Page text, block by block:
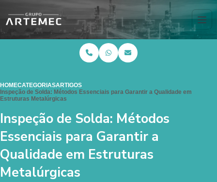
HOMECATEGORIASARTIGOS
Inspeção de Solda: Métodos Essenciais para Garantir a Qualidade em
Estruturas Metalúrgicas
Inspeção de Solda: Métodos
Essenciais para Garantir a
Qualidade em Estruturas
Metalúrgicas